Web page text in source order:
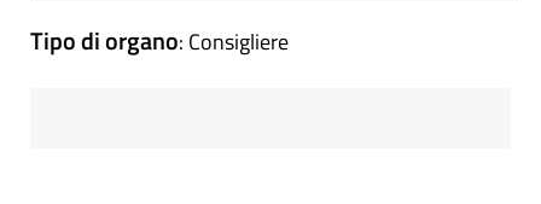
Tipo di organo: Consigliere